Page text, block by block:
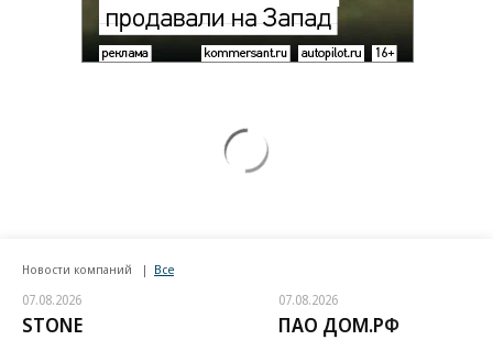
Новости компаний Все
07.08.2026
STONE
07.08.2026
ПАО ДОМ.РФ